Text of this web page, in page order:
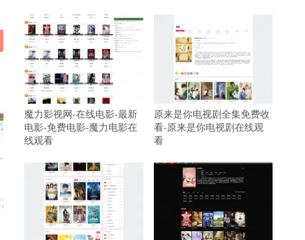
魔力影视网-在线电影-最新
电影-免费电影-魔力电影在
线观看
原来是你电视剧全集免费收
看-原来是你电视剧在线观
看